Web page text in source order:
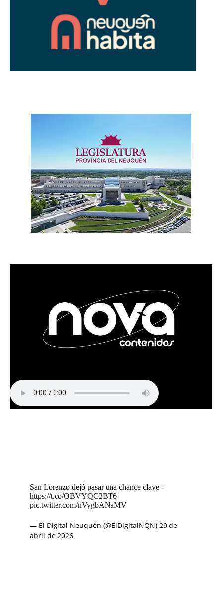
San Lorenzo dejó pasar una chance clave -
https://t.co/OBVYQC2BT6
pic.twitter.com/nVygbANaMV
— El Digital Neuquén (@ElDigitalNQN) 29 de
abril de 2026